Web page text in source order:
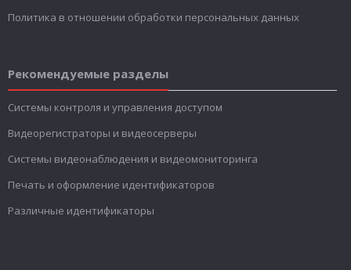
Политика в отношении обработки персональных данных
Рекомендуемые разделы
Системы контроля и управления доступом
Видеорегистраторы и видеосерверы
Системы видеонаблюдения и видеомониторинга
Печать и оформление идентификаторов
Различные идентификаторы